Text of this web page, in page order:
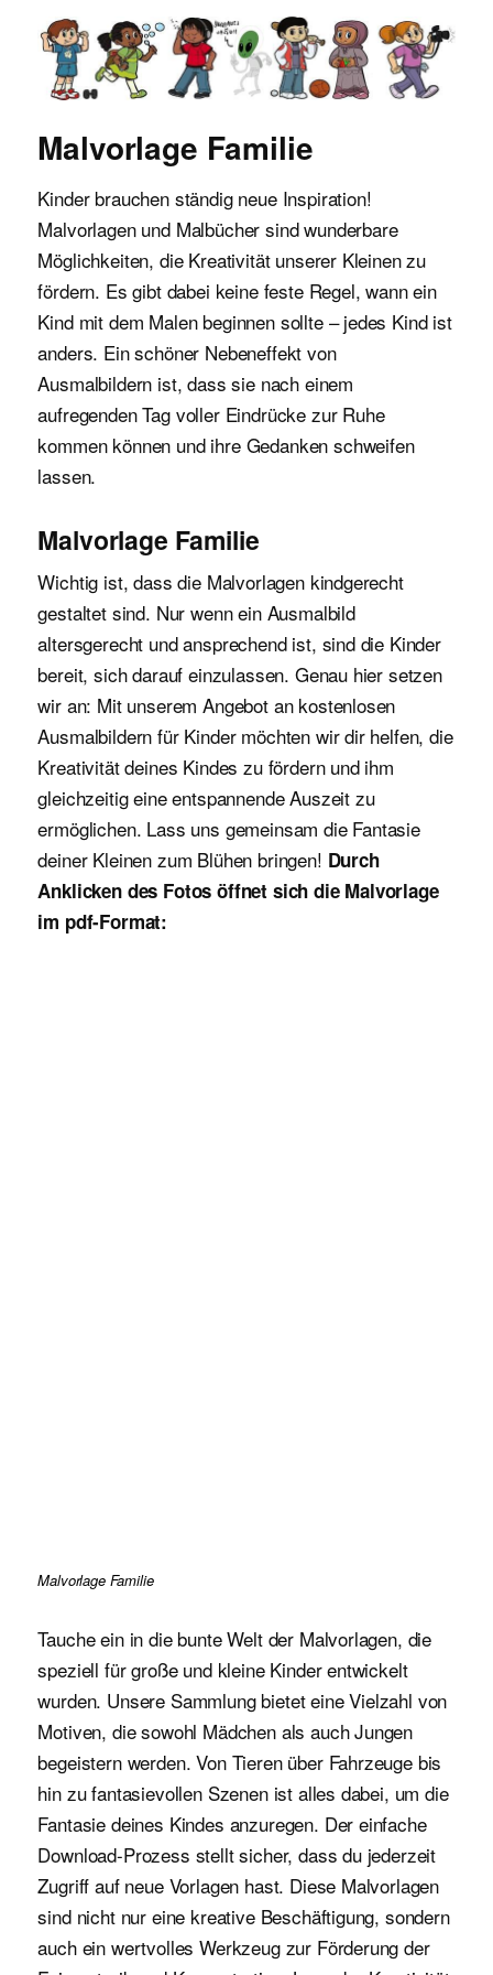
Malvorlagen für Kinder
Malvorlage Familie
Kinder brauchen ständig neue Inspiration!
Malvorlagen und Malbücher sind wunderbare
Möglichkeiten, die Kreativität unserer Kleinen zu
fördern. Es gibt dabei keine feste Regel, wann ein
Kind mit dem Malen beginnen sollte – jedes Kind ist
anders. Ein schöner Nebeneffekt von
Ausmalbildern ist, dass sie nach einem
aufregenden Tag voller Eindrücke zur Ruhe
kommen können und ihre Gedanken schweifen
lassen.
Malvorlage Familie
Wichtig ist, dass die Malvorlagen kindgerecht
gestaltet sind. Nur wenn ein Ausmalbild
altersgerecht und ansprechend ist, sind die Kinder
bereit, sich darauf einzulassen. Genau hier setzen
wir an: Mit unserem Angebot an kostenlosen
Ausmalbildern für Kinder möchten wir dir helfen, die
Kreativität deines Kindes zu fördern und ihm
gleichzeitig eine entspannende Auszeit zu
ermöglichen. Lass uns gemeinsam die Fantasie
deiner Kleinen zum Blühen bringen! Durch
Anklicken des Fotos öffnet sich die Malvorlage
im pdf-Format:
Malvorlage Familie
Tauche ein in die bunte Welt der Malvorlagen, die
speziell für große und kleine Kinder entwickelt
wurden. Unsere Sammlung bietet eine Vielzahl von
Motiven, die sowohl Mädchen als auch Jungen
begeistern werden. Von Tieren über Fahrzeuge bis
hin zu fantasievollen Szenen ist alles dabei, um die
Fantasie deines Kindes anzuregen. Der einfache
Download-Prozess stellt sicher, dass du jederzeit
Zugriff auf neue Vorlagen hast. Diese Malvorlagen
sind nicht nur eine kreative Beschäftigung, sondern
auch ein wertvolles Werkzeug zur Förderung der